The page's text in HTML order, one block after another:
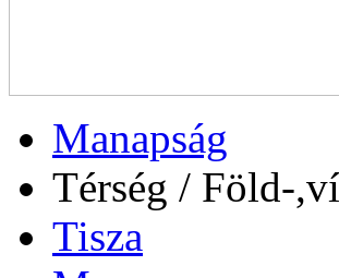
Manapság
Térség / Föld-
Tisza